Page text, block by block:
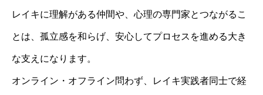
レイキに理解がある仲間や、心理の専門家とつながるこ
とは、孤立感を和らげ、安心してプロセスを進める大き
な支えになります。
オンライン・オフライン問わず、レイキ実践者同士で経